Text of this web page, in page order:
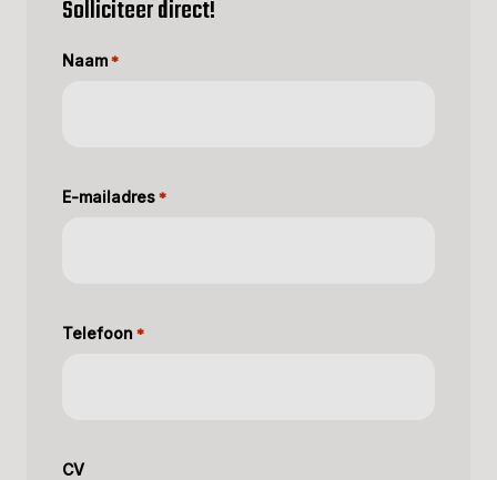
Solliciteer direct!
Naam *
E-mailadres *
Telefoon *
CV